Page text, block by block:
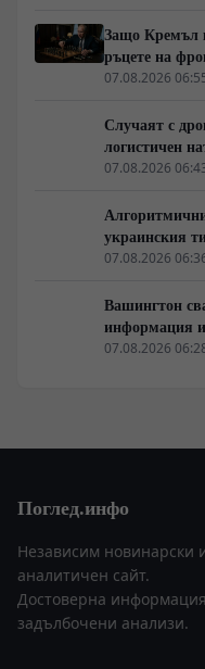
Защо Кремъл
ръцете на
07.08.2026
Случаят с
логистичен
Берлин
07.08.2026
украинския
07.08.2026
Вашингтон
информация
американски
07.08.2026
Поглед.инфо
Независим новинарски
аналитичен сайт.
Достоверна
задълбочени анализи.